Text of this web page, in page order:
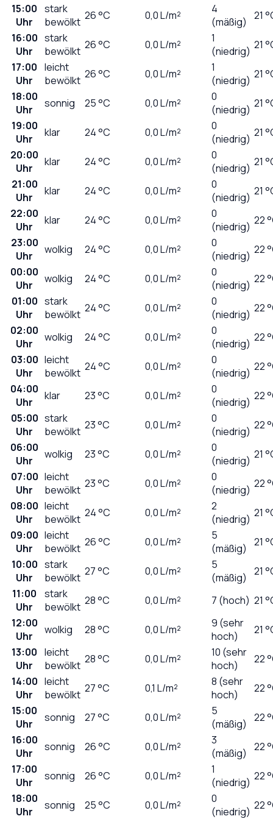
15:00
Uhr
stark
bewölkt 26°C 0,0L/m²
4
(mäßig)
21
16:00
Uhr
stark
bewölkt 26°C 0,0L/m²
1
(niedrig) 21
17:00
Uhr
leicht
bewölkt 26°C 0,0L/m²
1
(niedrig) 21
18:00
Uhr
sonnig 25°C 0,0L/m²
0
(niedrig) 21
19:00
Uhr
klar 24°C 0,0L/m²
0
(niedrig) 21
20:00
Uhr
klar 24°C 0,0L/m²
0
(niedrig) 21
21:00
Uhr
klar 24°C 0,0L/m²
0
(niedrig) 21
22:00
Uhr
klar 24°C 0,0L/m²
0
(niedrig) 22
23:00
Uhr
wolkig 24°C 0,0L/m²
0
(niedrig) 22
00:00
Uhr
wolkig 24°C 0,0L/m²
0
(niedrig) 22
01:00
Uhr
stark
bewölkt 24°C 0,0L/m²
0
(niedrig) 22
02:00
Uhr
wolkig 24°C 0,0L/m²
0
(niedrig) 22
03:00
Uhr
leicht
bewölkt 24°C 0,0L/m²
0
(niedrig) 22
04:00
Uhr
klar 23°C 0,0L/m²
0
(niedrig) 22
05:00
Uhr
stark
bewölkt 23°C 0,0L/m²
0
(niedrig) 22
06:00
Uhr
wolkig 23°C 0,0L/m²
0
(niedrig) 21
07:00
Uhr
leicht
bewölkt 23°C 0,0L/m²
0
(niedrig) 22
08:00
Uhr
leicht
bewölkt 24°C 0,0L/m²
2
(niedrig) 21
09:00
Uhr
leicht
bewölkt 26°C 0,0L/m²
5
(mäßig)
21
10:00
Uhr
stark
bewölkt 27°C 0,0L/m²
5
(mäßig)
21
11:00
Uhr
stark
bewölkt 28°C 0,0L/m² 7 (hoch) 21
12:00
Uhr
wolkig 28°C 0,0L/m²
9 (sehr
hoch)
21
13:00
Uhr
leicht
bewölkt 28°C 0,0L/m²
10 (sehr
hoch)
22
14:00
Uhr
leicht
bewölkt 27°C 0,1 L/m²
8 (sehr
hoch)
22
15:00
Uhr
sonnig 27°C 0,0L/m²
5
(mäßig)
22
16:00
Uhr
sonnig 26°C 0,0L/m²
3
(mäßig)
22
17:00
Uhr
sonnig 26°C 0,0L/m²
1
(niedrig) 22
18:00
Uhr
sonnig 25°C 0,0L/m²
0
(niedrig) 22